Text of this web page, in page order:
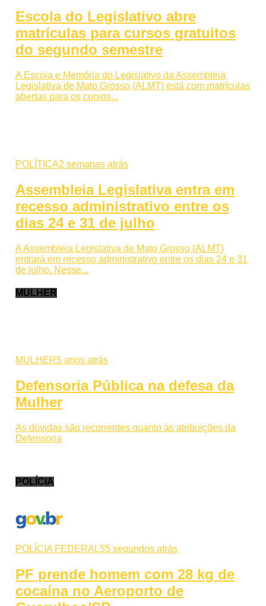
Escola do Legislativo abre
matrículas para cursos gratuitos
do segundo semestre
A Escola e Memória do Legislativo da Assembleia
Legislativa de Mato Grosso (ALMT) está com matrículas
abertas para os cursos...
POLÍTICA2 semanas atrás
Assembleia Legislativa entra em
recesso administrativo entre os
dias 24 e 31 de julho
A Assembleia Legislativa de Mato Grosso (ALMT)
entrará em recesso administrativo entre os dias 24 e 31
de julho. Nesse...
MULHER
MULHER5 anos atrás
Defensoria Pública na defesa da
Mulher
As dúvidas são recorrentes quanto às atribuições da
Defensoria
POLÍCIA
POLÍCIA FEDERAL55 segundos atrás
PF prende homem com 28 kg de
cocaína no Aeroporto de